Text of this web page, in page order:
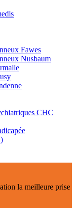
Fawes
Nusbaum
CHC
la meilleure prise